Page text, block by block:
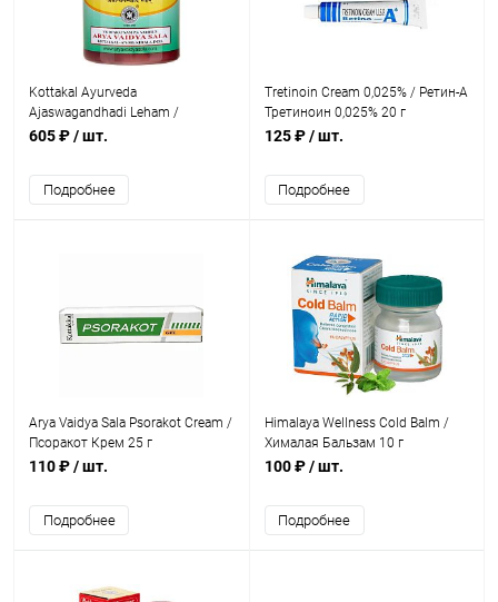
Kottakal Ayurveda
Ajaswagandhadi Leham /
Аджасвагандхади Лехам 500 г
605 ₽/ шт.
Подробнее
Tretinoin Cream 0,025% / Ретин-А
Третиноин 0,025% 20 г
125 ₽/ шт.
Подробнее
Arya Vaidya Sala Psorakot Cream /
Псоракот Крем 25 г
110 ₽/ шт.
Подробнее
Himalaya Wellness Cold Balm /
Хималая Бальзам 10 г
100 ₽/ шт.
Подробнее